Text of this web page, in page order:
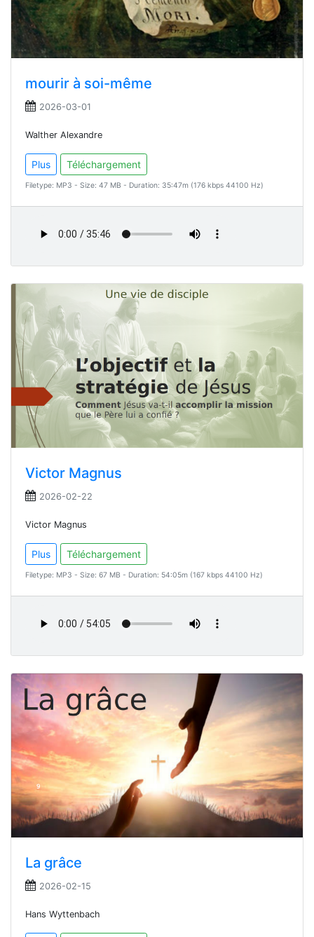
mourir à soi-même
2026-03-01
Walther Alexandre
Plus Téléchargement
Filetype: MP3 - Size: 47 MB - Duration: 35:47m (176 kbps 44100 Hz)
Victor Magnus
2026-02-22
Victor Magnus
Plus Téléchargement
Filetype: MP3 - Size: 67 MB - Duration: 54:05m (167 kbps 44100 Hz)
La grâce
2026-02-15
Hans Wyttenbach